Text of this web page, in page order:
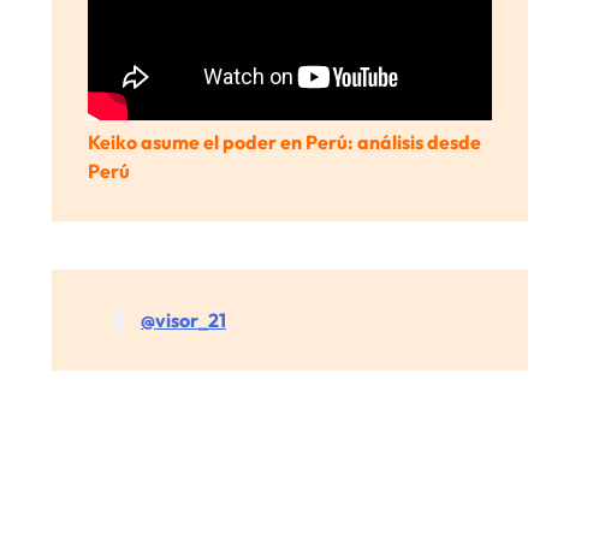
Keiko asume el poder en Perú: análisis desde
Perú
@visor_21